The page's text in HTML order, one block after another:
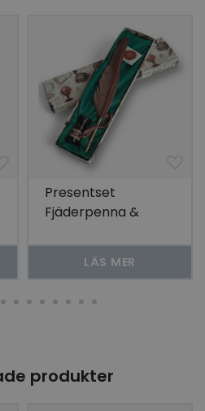
Presentset
Fjäderpenna &
LÄS MER
produkter